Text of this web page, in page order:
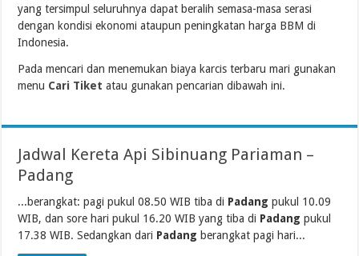
yang tersimpul seluruhnya dapat beralih semasa-masa serasi
dengan kondisi ekonomi ataupun peningkatan harga BBM di
Indonesia.
Pada mencari dan menemukan biaya karcis terbaru mari gunakan
menu Cari Tiket atau gunakan pencarian dibawah ini.
Jadwal Kereta Api Sibinuang Pariaman –
Padang
...berangkat: pagi pukul 08.50 WIB tiba di Padang pukul 10.09
WIB, dan sore hari pukul 16.20 WIB yang tiba di Padang pukul
17.38 WIB. Sedangkan dari Padang berangkat pagi hari...